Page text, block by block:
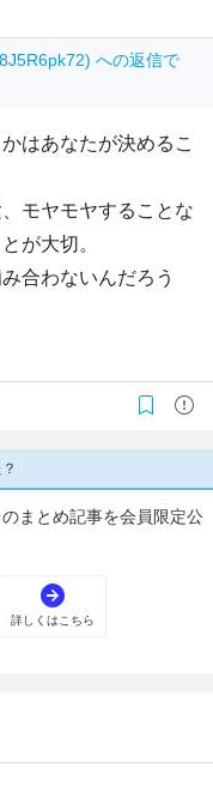
への返信で
はあなたが決めるこ
モヤモヤすることな
が大切。
合わないんだろう